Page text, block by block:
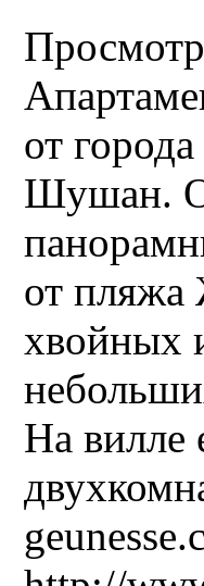
от
Шушан.
от пляжа
хвойных
На вилле